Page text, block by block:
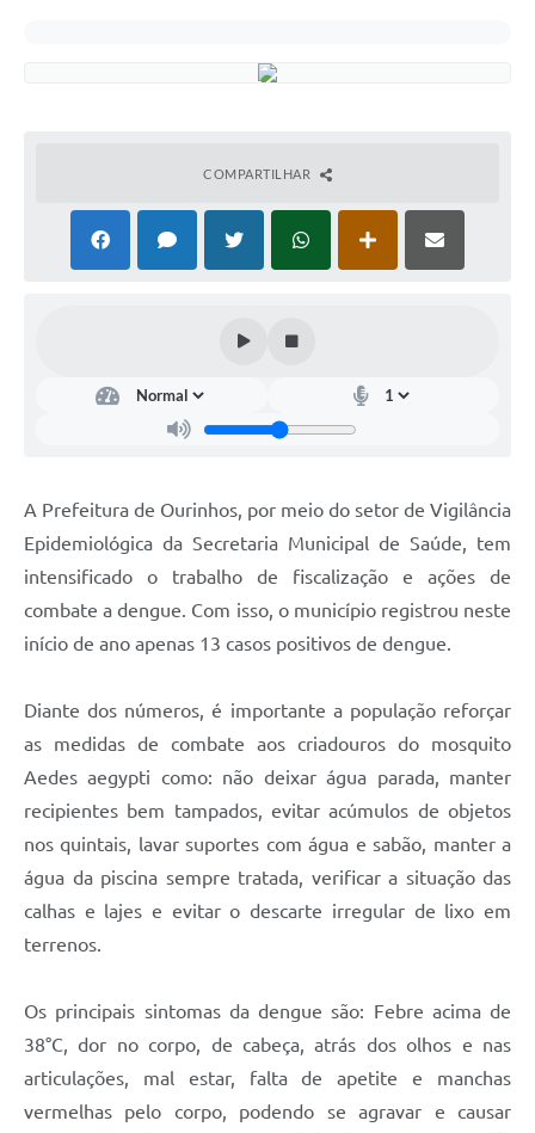
COMPARTILHAR
A Prefeitura de Ourinhos, por meio do setor de Vigilância
Epidemiológica da Secretaria Municipal de Saúde, tem
intensificado o trabalho de fiscalização e ações de
combate a dengue. Com isso, o município registrou neste
início de ano apenas 13 casos positivos de dengue.
Diante dos números, é importante a população reforçar
as medidas de combate aos criadouros do mosquito
Aedes aegypti como: não deixar água parada, manter
recipientes bem tampados, evitar acúmulos de objetos
nos quintais, lavar suportes com água e sabão, manter a
água da piscina sempre tratada, verificar a situação das
calhas e lajes e evitar o descarte irregular de lixo em
terrenos.
Os principais sintomas da dengue são: Febre acima de
38°C, dor no corpo, de cabeça, atrás dos olhos e nas
articulações, mal estar, falta de apetite e manchas
vermelhas pelo corpo, podendo se agravar e causar